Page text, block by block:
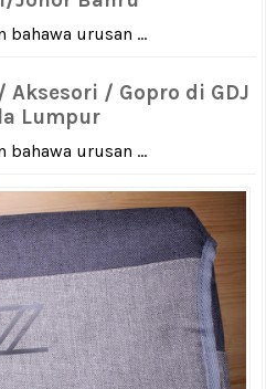
urusan ...
Aksesori / Gopro di GDJ
Lumpur
urusan ...